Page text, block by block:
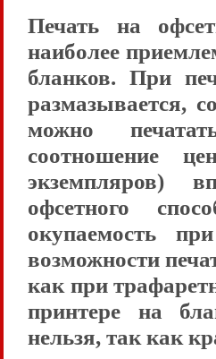
Печать на
наиболее
бланков. При
размазывается,
можно
соотношение
экземпляров)
офсетного
окупаемость
возможности
как при
принтере на
нельзя, так как